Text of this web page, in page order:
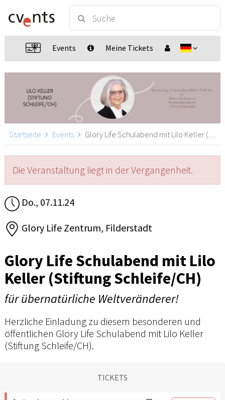
Events Meine Tickets
Startseite Events Glory Life Schulabend mit Lilo Keller (Stiftung Schleife/CH), Filderstadt
Die Veranstaltung liegt in der Vergangenheit.
Do., 07.11.24
Glory Life Zentrum, Filderstadt
Glory Life Schulabend mit Lilo
Keller (Stiftung Schleife/CH)
für übernatürliche Weltveränderer!
Herzliche Einladung zu diesem besonderen und
öffentlichen Glory Life Schulabend mit Lilo Keller
(Stiftung Schleife/CH).
TICKETS